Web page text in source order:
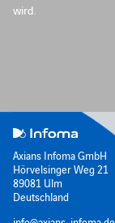
wird.
Axians Infoma GmbH
Hörvelsinger Weg 21
89081 Ulm
Deutschland